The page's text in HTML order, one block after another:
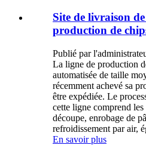
Site de livraison
production de
Publié par
La ligne de production
automatisée de taille
récemment achevé sa
être expédiée. Le
cette ligne comprend les
découpe, enrobage de
refroidissement par air,
En savoir plus